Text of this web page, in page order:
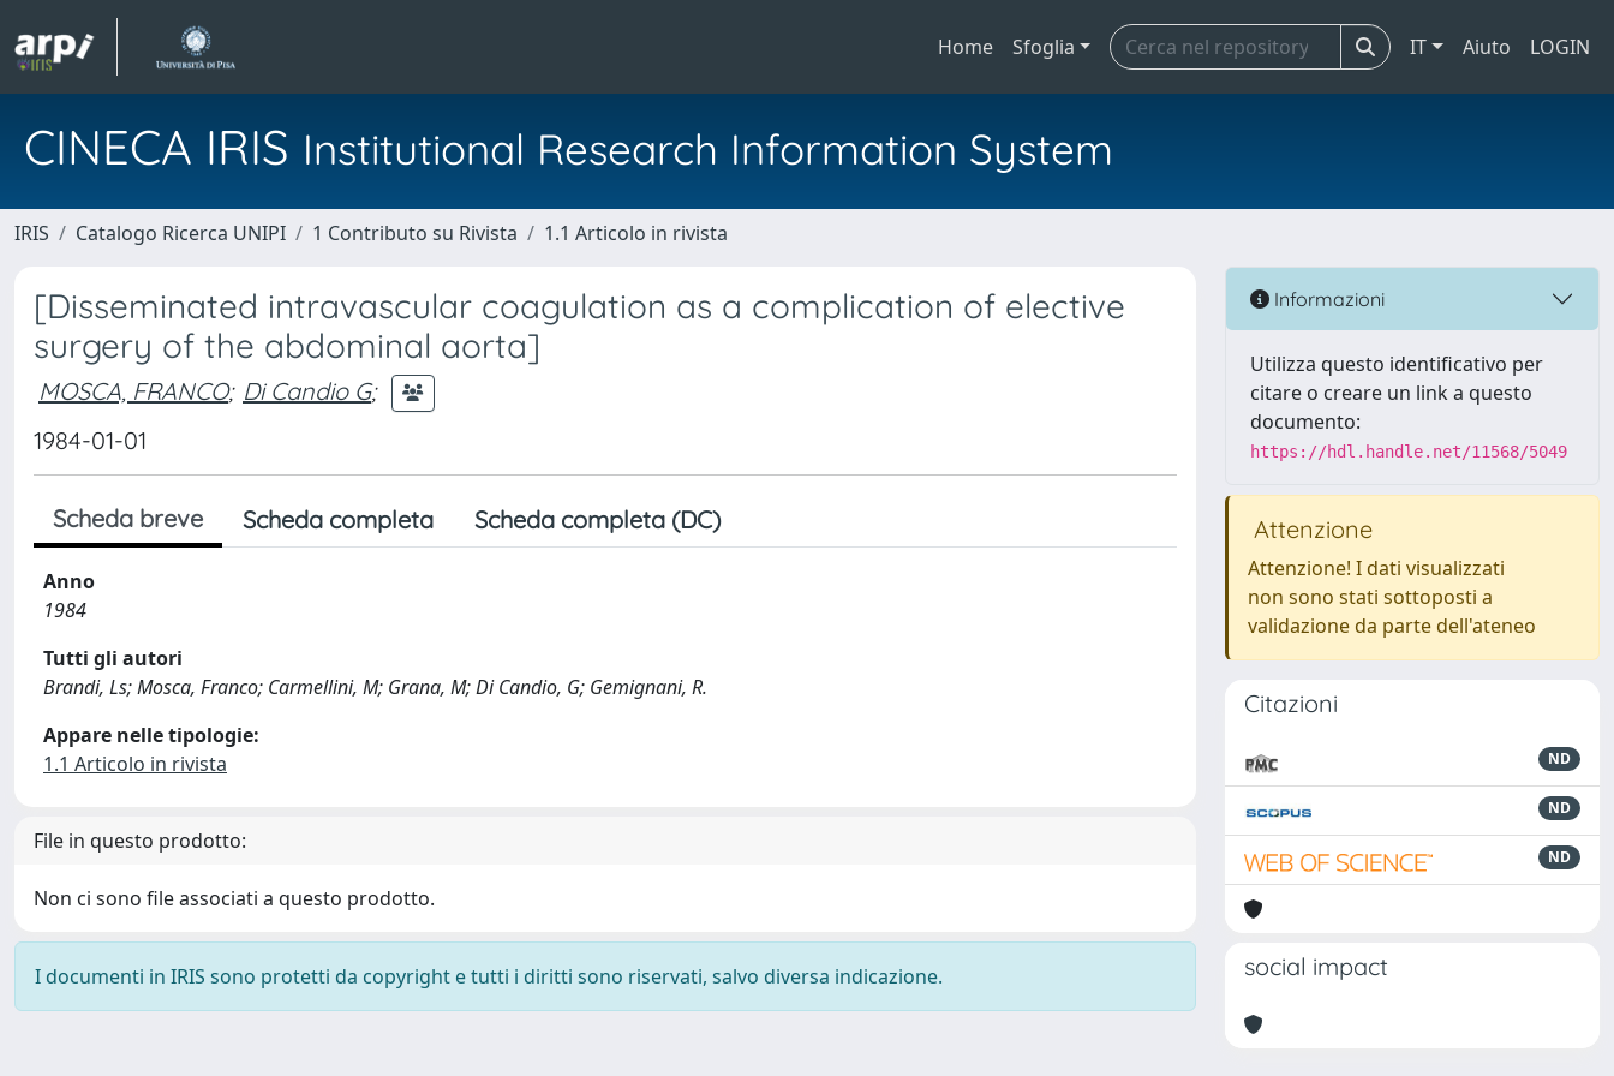
Home Sfoglia IT Aiuto LOGIN
CINECA IRIS Institutional Research Information System
IRIS Catalogo Ricerca UNIPI 1 Contributo su Rivista 1.1 Articolo in rivista
[Disseminated intravascular coagulation as a complication of elective
surgery of the abdominal aorta]
MOSCA, FRANCO; Di Candio G;
1984-01-01
Scheda breve Scheda completa Scheda completa (DC)
Anno
1984
Tutti gli autori
Brandi, Ls; Mosca, Franco; Carmellini, M; Grana, M; Di Candio, G; Gemignani, R.
Appare nelle tipologie:
1.1 Articolo in rivista
File in questo prodotto:
Non ci sono file associati a questo prodotto.
I documenti in IRIS sono protetti da copyright e tutti i diritti sono riservati, salvo diversa indicazione.
Informazioni
Utilizza questo identificativo per
citare o creare un link a questo
documento:
https://hdl.handle.net/11568/5049
Attenzione
Attenzione! I dati visualizzati
non sono stati sottoposti a
validazione da parte dell'ateneo
Citazioni
ND
ND
ND
social impact